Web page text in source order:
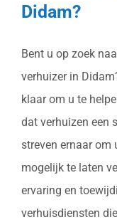
Didam?
Bent u op zoek
verhuizer in
klaar om u te
dat verhuizen een
streven ernaar om
mogelijk te laten
ervaring en
verhuisdiensten